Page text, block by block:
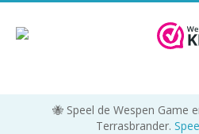
🐝 Speel de Wespen Game
Terrasbrander.